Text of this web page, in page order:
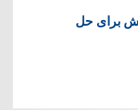
برای حل